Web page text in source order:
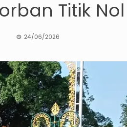
Titik
24/06/2026